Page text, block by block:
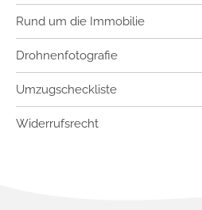
Rund um die Immobilie
Drohnenfotografie
Umzugscheckliste
Widerrufsrecht